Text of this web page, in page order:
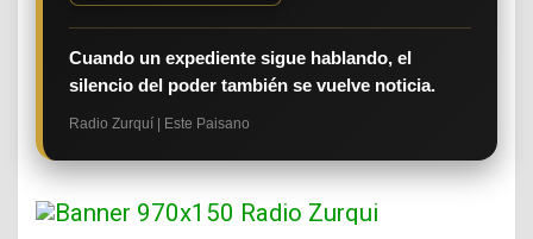
Cuando un expediente sigue hablando, el
silencio del poder también se vuelve noticia.
Radio Zurquí | Este Paisano